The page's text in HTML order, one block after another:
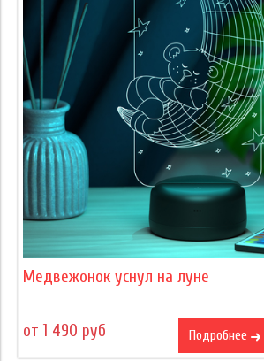
Медвежонок уснул на луне
от 1 490 руб Подробнее